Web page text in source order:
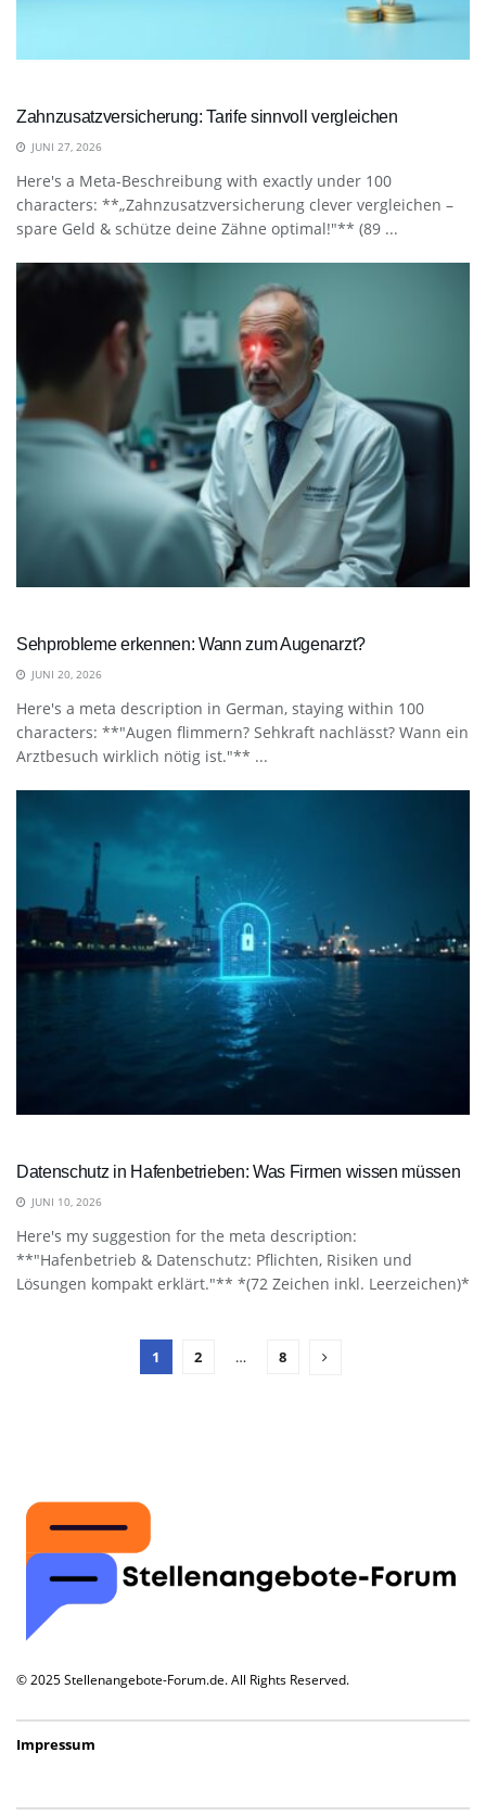
Zahnzusatzversicherung: Tarife sinnvoll vergleichen
JUNI 27, 2026
Here's a Meta-Beschreibung with exactly under 100
characters: **„Zahnzusatzversicherung clever vergleichen –
spare Geld & schütze deine Zähne optimal!"** (89 ...
Sehprobleme erkennen: Wann zum Augenarzt?
JUNI 20, 2026
Here's a meta description in German, staying within 100
characters: **"Augen flimmern? Sehkraft nachlässt? Wann ein
Arztbesuch wirklich nötig ist."** ...
Datenschutz in Hafenbetrieben: Was Firmen wissen müssen
JUNI 10, 2026
Here's my suggestion for the meta description:
**"Hafenbetrieb & Datenschutz: Pflichten, Risiken und
Lösungen kompakt erklärt."** *(72 Zeichen inkl. Leerzeichen)*
1 2 … 8
© 2025 Stellenangebote-Forum.de. All Rights Reserved.
Impressum